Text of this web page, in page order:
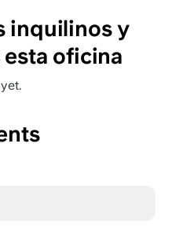
inquilinos y
oficina